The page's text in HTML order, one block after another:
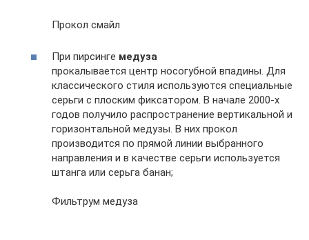
Прокол смайл
При пирсинге медуза
прокалывается центр носогубной впадины. Для
классического стиля используются специальные
серьги с плоским фиксатором. В начале 2000-х
годов получило распространение вертикальной и
горизонтальной медузы. В них прокол
производится по прямой линии выбранного
направления и в качестве серьги используется
штанга или серьга банан;
Фильтрум медуза